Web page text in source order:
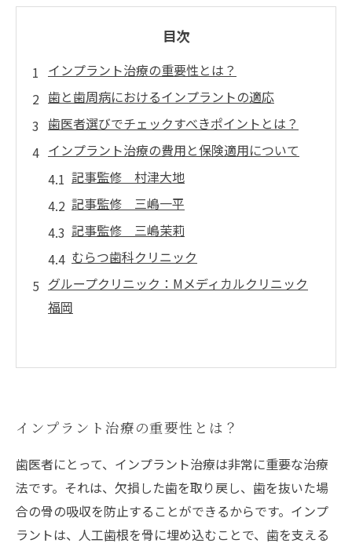
目次
インプラント治療の重要性とは？
歯と歯周病におけるインプラントの適応
歯医者選びでチェックすべきポイントとは？
インプラント治療の費用と保険適用について
記事監修 村津大地
記事監修 三嶋一平
記事監修 三嶋茉莉
むらつ歯科クリニック
グループクリニック：Mメディカルクリニック
福岡
インプラント治療の重要性とは？
歯医者にとって、インプラント治療は非常に重要な治療
法です。それは、欠損した歯を取り戻し、歯を抜いた場
合の骨の吸収を防止することができるからです。インプ
ラントは、人工歯根を骨に埋め込むことで、歯を支える